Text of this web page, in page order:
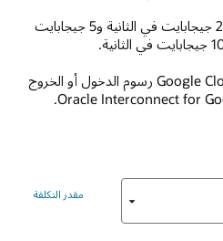
يتم تحرير فواتير رسوم 2 جيجابايت في الثانية و5 جيجابايت
لا تفرض Oracle وGoogle Cloud رسوم الدخول أو الخروج
مقدر التكلفة